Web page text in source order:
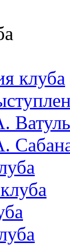
клуба